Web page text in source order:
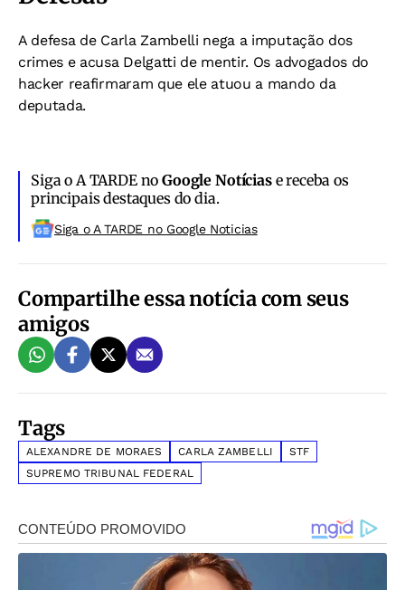
A defesa de Carla Zambelli nega a imputação dos
crimes e acusa Delgatti de mentir. Os advogados do
hacker reafirmaram que ele atuou a mando da
deputada.
Siga o A TARDE noGoogle Notíciase receba os
principais destaques do dia.
Siga o A TARDE no Google Noticias
Compartilhe essa notícia com seus
amigos
Tags
ALEXANDRE DE MORAES CARLA ZAMBELLI
STF
SUPREMO TRIBUNAL FEDERAL